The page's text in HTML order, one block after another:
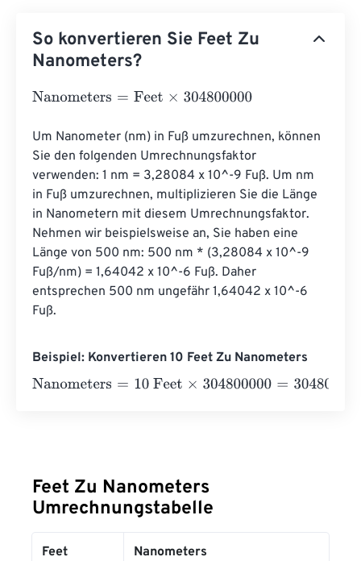
So konvertieren Sie Feet Zu
Nanometers?
Nanometers= Feet×304800000
Um Nanometer (nm) in Fuß umzurechnen, können
Sie den folgenden Umrechnungsfaktor
verwenden: 1 nm = 3,28084 x 10^-9 Fuß. Um nm
in Fuß umzurechnen, multiplizieren Sie die Länge
in Nanometern mit diesem Umrechnungsfaktor.
Nehmen wir beispielsweise an, Sie haben eine
Länge von 500 nm: 500 nm * (3,28084 x 10^-9
Fuß/nm) = 1,64042 x 10^-6 Fuß. Daher
entsprechen 500 nm ungefähr 1,64042 x 10^-6
Fuß.
Beispiel: Konvertieren 10 Feet Zu Nanometers
Nanometers= 10 Feet×304800000=3048000000
Feet Zu Nanometers
Umrechnungstabelle
Feet Nanometers